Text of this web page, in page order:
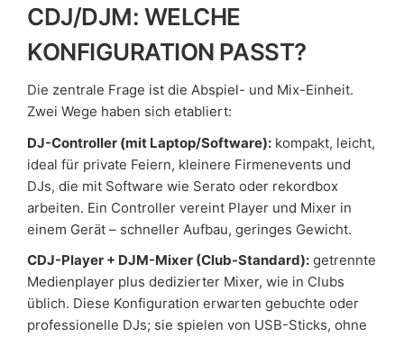
CDJ/DJM: WELCHE
KONFIGURATION PASST?
Die zentrale Frage ist die Abspiel- und Mix-Einheit.
Zwei Wege haben sich etabliert:
DJ-Controller (mit Laptop/Software): kompakt, leicht,
ideal für private Feiern, kleinere Firmenevents und
DJs, die mit Software wie Serato oder rekordbox
arbeiten. Ein Controller vereint Player und Mixer in
einem Gerät – schneller Aufbau, geringes Gewicht.
CDJ-Player + DJM-Mixer (Club-Standard): getrennte
Medienplayer plus dedizierter Mixer, wie in Clubs
üblich. Diese Konfiguration erwarten gebuchte oder
professionelle DJs; sie spielen von USB-Sticks, ohne